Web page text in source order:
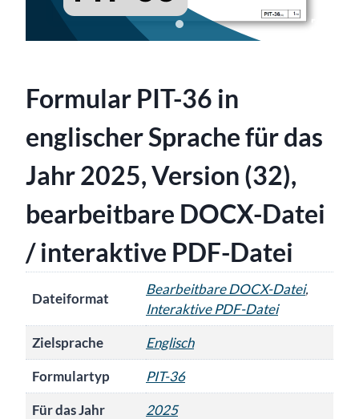
Formular PIT-36 in
englischer Sprache für das
Jahr 2025, Version (32),
bearbeitbare DOCX-Datei
/ interaktive PDF-Datei
Dateiformat
Bearbeitbare DOCX-Datei,
Interaktive PDF-Datei
Zielsprache
Englisch
Formulartyp
PIT-36
Für das Jahr
2025